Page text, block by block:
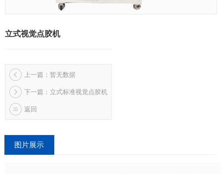
立式视觉点胶机
上一篇：暂无数据
下一篇：立式标准视觉点胶机
返回
图片展示